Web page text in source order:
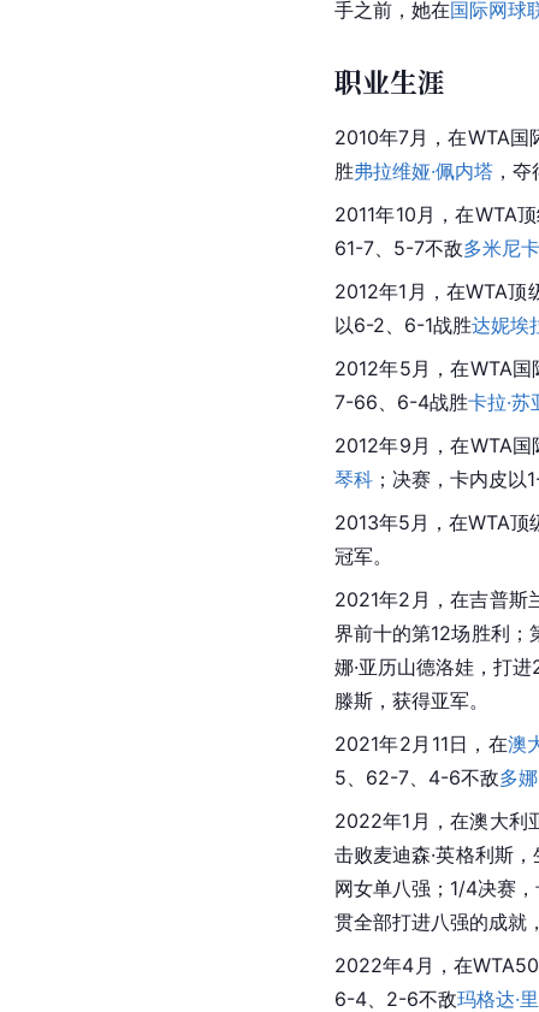
手之前，她在国际网球
职业生涯
2010年7月，在WTA国
胜弗拉维娅·佩内塔 ，
2011年10月，在WTA
61-7、5-7不敌多米尼
2012年1月，在WTA顶
以6-2、6-1战胜达妮埃
2012年5月，在WTA国
7-66、6-4战胜卡拉·苏
2012年9月，在WTA国
琴科 ；决赛，卡内皮
2013年5月，在WTA顶
冠军。
2021年2月，在吉普斯
界前十的第12场胜利
娜·亚历山德洛娃，打
滕斯，获得亚军。
2021年2月11日，在澳
5、62-7、4-6不敌多
2022年1月，在澳大利
击败麦迪森·英格利斯
网女单八强；1/4决赛
贯全部打进八强的成就
2022年4月，在
6-4、2-6不敌玛格达·